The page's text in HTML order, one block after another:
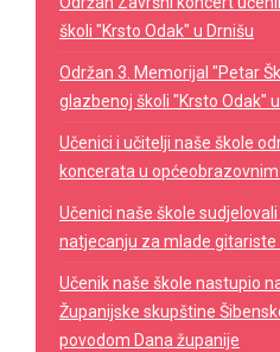
školi "Krsto Odak" u Drnišu
Održan 3. Memorijal "Petar
glazbenoj školi "Krsto Odak"
Učenici i učitelji naše škole
koncerata u
Učenici naše škole
natjecanju za mlade gitariste
Učenik naše škole nastupio
Županijske skupštine
povodom Dana županije